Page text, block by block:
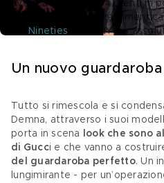
avere accesso solo i clienti in
chiave dorata. Senza
Nineties di cui NYC è
Un nuovo guardaroba
Tutto si rimescola e si
Demna, attraverso i suoi
porta in scena
look che sono
di Gucci e che vanno a
del guardaroba perfetto. Un
lungimirante - per